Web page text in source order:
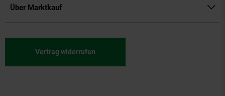
Über Marktkauf
Vertrag widerrufen